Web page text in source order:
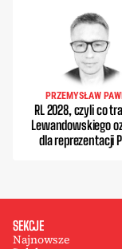
PRZEMYSŁAW
RL 2028, czyli co
Lewandowskiego
dla reprezentacji
SEKCJE
Najnowsze